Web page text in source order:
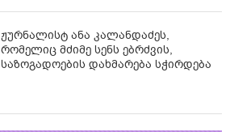
ჟურნალისტ ანა კალანდაძეს,
რომელიც მძიმე სენს ებრძვის,
საზოგადოების დახმარება სჭირდება